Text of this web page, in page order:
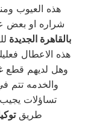
هذه العيوب
شراره او بعض
بالقاهرة الجديدة
هذه الاعطال
وهل لديهم قطع
والخدمه تتم
تساؤلات
طريق